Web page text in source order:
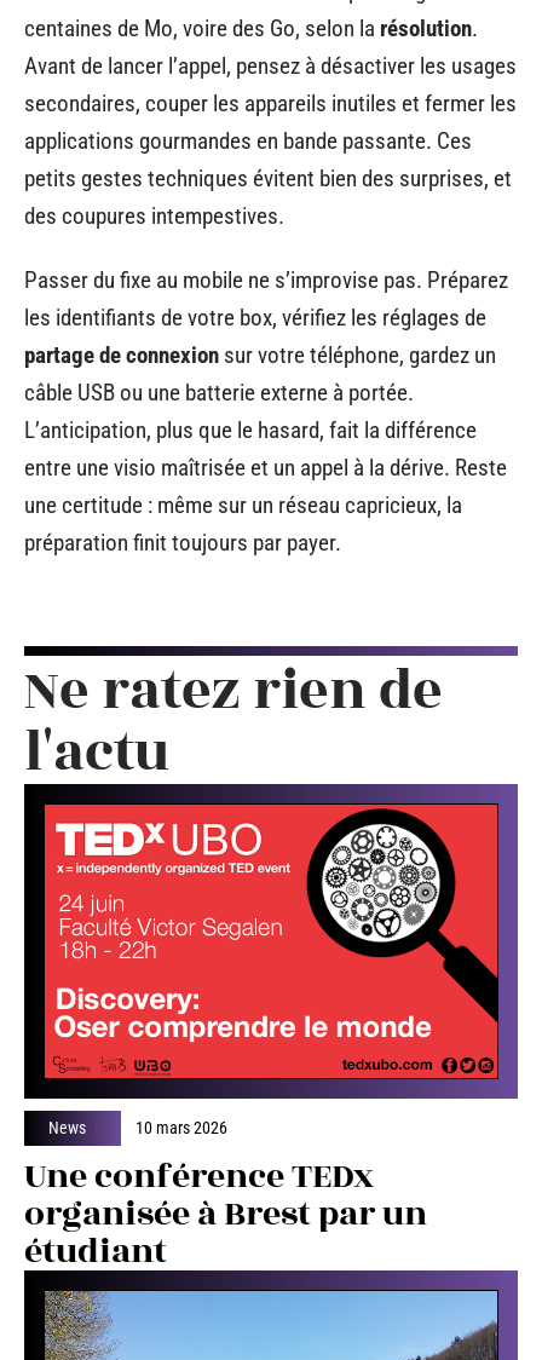
centaines de Mo, voire des Go, selon la résolution.
Avant de lancer l’appel, pensez à désactiver les usages
secondaires, couper les appareils inutiles et fermer les
applications gourmandes en bande passante. Ces
petits gestes techniques évitent bien des surprises, et
des coupures intempestives.
Passer du fixe au mobile ne s’improvise pas. Préparez
les identifiants de votre box, vérifiez les réglages de
partage de connexion sur votre téléphone, gardez un
câble USB ou une batterie externe à portée.
L’anticipation, plus que le hasard, fait la différence
entre une visio maîtrisée et un appel à la dérive. Reste
une certitude : même sur un réseau capricieux, la
préparation finit toujours par payer.
Ne ratez rien de
l'actu
News 10 mars 2026
Une conférence TEDx
organisée à Brest par un
étudiant